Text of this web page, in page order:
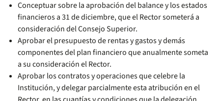
Conceptuar sobre la aprobación del balance y los estados
financieros a 31 de diciembre, que el Rector someterá a
consideración del Consejo Superior.
Aprobar el presupuesto de rentas y gastos y demás
componentes del plan financiero que anualmente someta
a su consideración el Rector.
Aprobar los contratos y operaciones que celebre la
Institución, y delegar parcialmente esta atribución en el